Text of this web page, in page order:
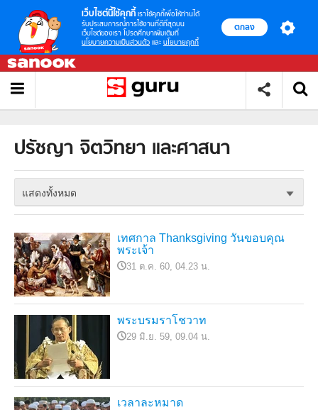
เว็บไซต์นี้ใช้คุกกี้ เราใช้คุกกี้เพื่อให้ท่านได้
รับประสบการณ์การใช้งานที่ดีที่สุดบน
เว็บไซต์ของเรา โปรดศึกษาเพิ่มเติมที่
นโยบายความเป็นส่วนตัว และ นโยบายคุกกี้
ตกลง
ปรัชญา จิตวิทยา และศาสนา
แสดงทั้งหมด
เทศกาล Thanksgiving วันขอบคุณ
พระเจ้า
31 ต.ค. 60, 04.23 น.
พระบรมราโชวาท
29 มิ.ย. 59, 09.04 น.
เวลาละหมาด